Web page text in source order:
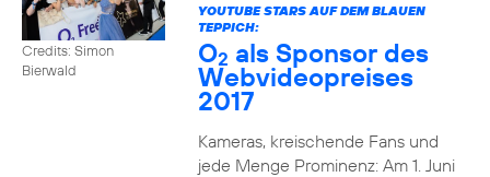
Credits: Simon
Bierwald
YOUTUBE STARS AUF DEM BLAUEN
TEPPICH:
O2 als Sponsor des
Webvideopreises
2017
Kameras, kreischende Fans und
jede Menge Prominenz: Am 1. Juni